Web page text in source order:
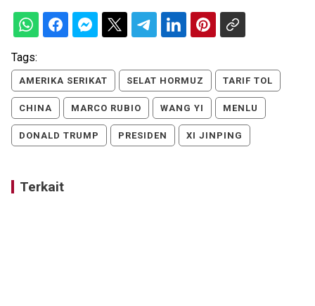
Tags:
AMERIKA SERIKAT SELAT HORMUZ TARIF TOL
CHINA MARCO RUBIO WANG YI MENLU
DONALD TRUMP PRESIDEN XI JINPING
Terkait